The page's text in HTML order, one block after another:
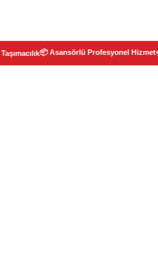
📦 Asansörlü Profesyonel Hizmet✨